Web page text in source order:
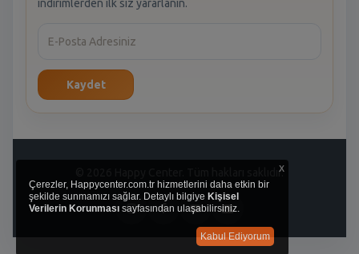
indirimlerden ilk siz yararlanın.
Kaydet
© 2026 Happy Center. Tüm hakları saklıdır.
x
Çerezler, Happycenter.com.tr hizmetlerini daha etkin bir
şekilde sunmamızı sağlar. Detaylı bilgiye Kişisel
Verilerin Korunması sayfasından ulaşabilirsiniz.
Kabul Ediyorum